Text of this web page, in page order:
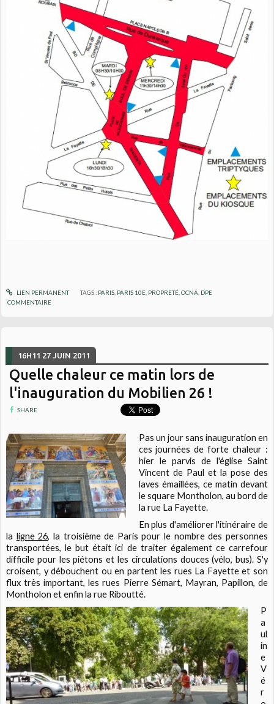
LIEN PERMANENT TAGS : PARIS, PARIS 10E, PROPRETÉ, OCNA DPE
COMMENTAIRE
16H11 27 JUIN 2011
Quelle chaleur ce matin lors de
l'inauguration du Mobilien 26 !
SHARE
Pas un jour sans inauguration en
ces journées de forte chaleur :
hier le parvis de l'église Saint
Vincent de Paul et la pose des
laves émaillées, ce matin devant
le square Montholon, au bord de
la rue La Fayette.
En plus d'améliorer l'itinéraire de
la ligne 26, la troisième de Paris pour le nombre des personnes
transportées, le but était ici de traiter également ce carrefour
difficile pour les piétons et les circulations douces (vélo, bus). S'y
croisent, y débouchent ou en partent les rues La Fayette et son
flux très important, les rues Pierre Sémart, Mayran, Papillon, de
Montholon et enfin la rue Riboutté.
P
a
ul
in
e
V
é
r